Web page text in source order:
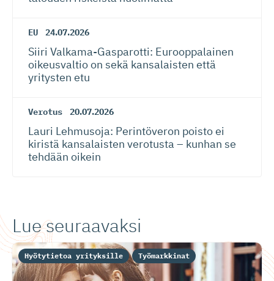
EU 24.07.2026
Siiri Valkama-Gas­pa­rotti: Eurooppalainen
oikeusvaltio on sekä kansalaisten että
yritysten etu
Verotus 20.07.2026
Lauri Lehmusoja: Perintöveron poisto ei
kiristä kansalaisten verotusta – kunhan se
tehdään oikein
Lue seuraavaksi
Hyötytietoa yrityksille Työmarkkinat